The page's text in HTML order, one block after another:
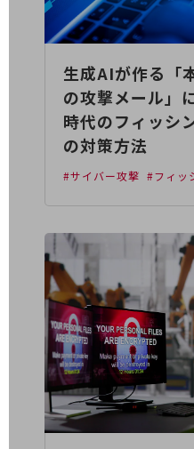
衛星携帯電話
ドコモBiz データ無制限 ドコモ
ケータイプラン
IoT向け回線料金
home5Gプラン
モバイルサービス
端末の一元管理
セキュリティ
運用保守・故障紛失サポート
回線・ネットワーク
お手続き
生成AIが作る「
の攻撃メール」
時代のフィッシ
の対策方法
#サイバー攻撃 #フィッ